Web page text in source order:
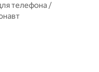
телефона /